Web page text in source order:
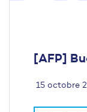
[AFP]
15 octobre